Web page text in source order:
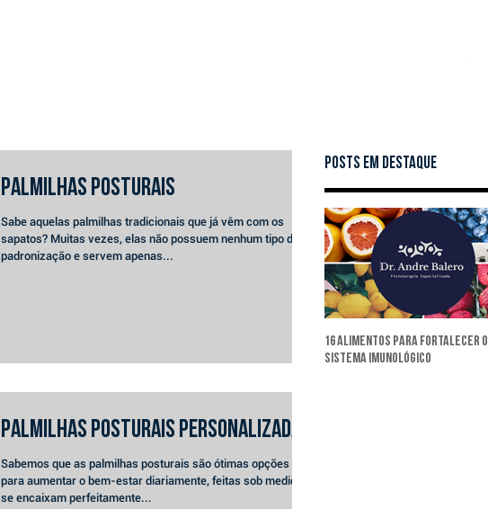
PALMILHAS POSTURAIS
Sabe aquelas palmilhas tradicionais que já vêm com os
sapatos? Muitas vezes, elas não possuem nenhum tipo de
padronização e servem apenas...
Palmilhas Posturais personalizadas
Sabemos que as palmilhas posturais são ótimas opções
para aumentar o bem-estar diariamente, feitas sob medida,
se encaixam perfeitamente...
Posts Em Destaque
16 Alimentos para fortalecer o
sistema imunológico